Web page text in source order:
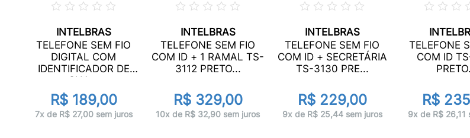
INTELBRAS
TELEFONE SEM FIO
DIGITAL COM
IDENTIFICADOR DE
CHA...
R$ 189,00
7x de R$ 27,00 sem juros
INTELBRAS
TELEFONE SEM FIO
COM ID + 1 RAMAL TS-
3112 PRETO...
R$ 329,00
10x de R$ 32,90 sem juros
INTELBRAS
TELEFONE SEM FIO
COM ID + SECRETÁRIA
TS-3130 PRE...
R$ 229,00
9x de R$ 25,44 sem juros
TELEFONE
COM ID
R$
9x de R$ 26,11